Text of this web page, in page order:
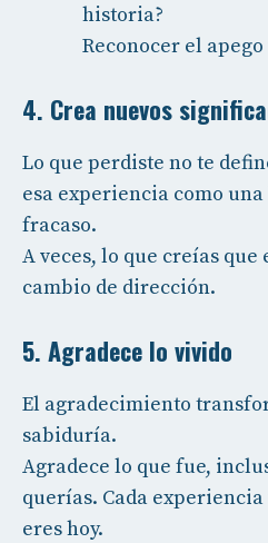
historia?
Reconocer el
4. Crea nuevos
Lo que perdiste no te
esa experiencia como
fracaso.
A veces, lo que creías
cambio de dirección.
5. Agradece lo vivido
El agradecimiento
sabiduría.
Agradece lo que fue,
querías. Cada
eres hoy.